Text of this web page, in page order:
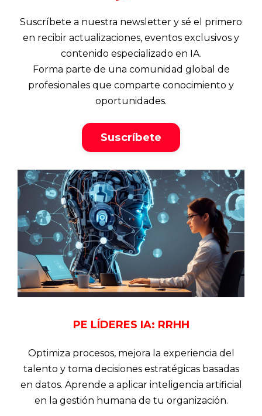
Suscríbete a nuestra newsletter y sé el primero
en recibir actualizaciones, eventos exclusivos y
contenido especializado en IA.
Forma parte de una comunidad global de
profesionales que comparte conocimiento y
oportunidades.
Suscríbete
PE LÍDERES IA: RRHH
Optimiza procesos, mejora la experiencia del
talento y toma decisiones estratégicas basadas
en datos. Aprende a aplicar inteligencia artificial
en la gestión humana de tu organización.